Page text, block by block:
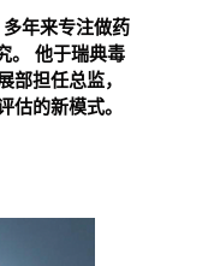
年来专注做药
。 他于瑞典毒
担任总监，
估的新模式。